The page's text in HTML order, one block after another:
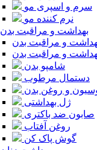
سرم و اسپری مو
نرم کننده مو
بهداشت و مراقبت بدن
و مراقبت بدن
و مراقبت بدن
شامپو بدن
دستمال مرطوب
و روغن بدن
ژل بهداشتی
صابون ضد باکتری
روغن آفتاب
گوش پاک کن